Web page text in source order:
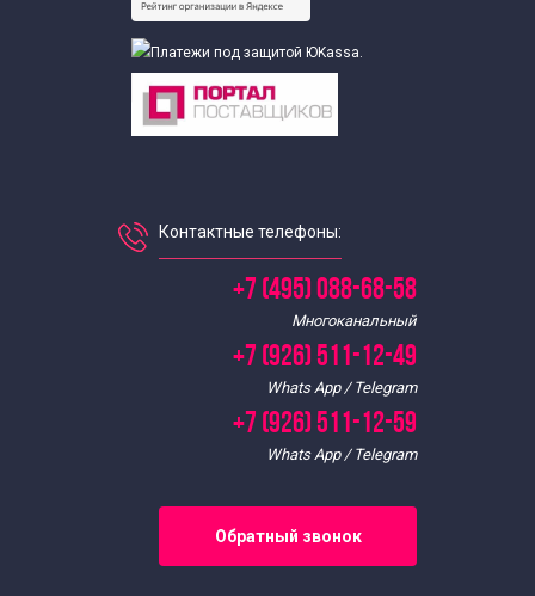
Контактные телефоны:
+7 (495) 088-68-58
Многоканальный
+7 (926) 511-12-49
Whats App / Telegram
+7 (926) 511-12-59
Whats App / Telegram
Обратный звонок